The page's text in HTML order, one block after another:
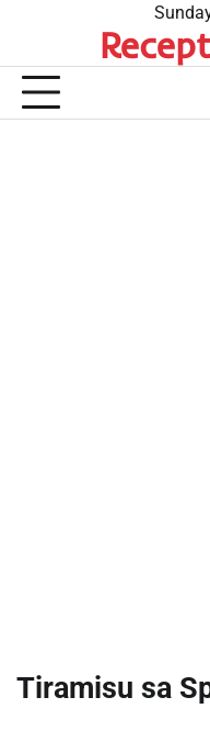
content
Tiramisu sa